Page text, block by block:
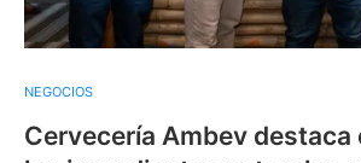
NEGOCIOS
Cervecería Ambev destaca